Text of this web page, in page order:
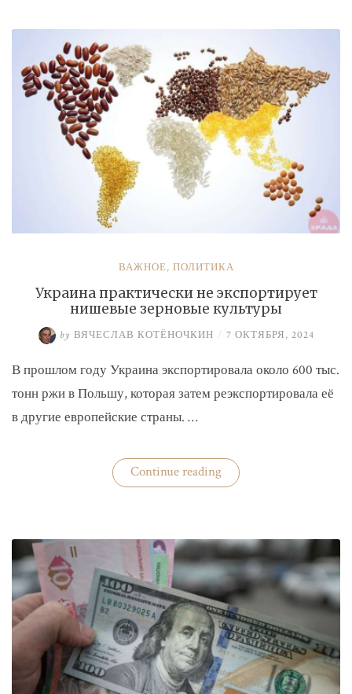
федерации
Евгений
Алексеевич»
ВАЖНОЕ, ПОЛИТИКА
Украина практически не экспортирует
нишевые зерновые культуры
by ВЯЧЕСЛАВ КОТЁНОЧКИН / 7 ОКТЯБРЯ, 2024
В прошлом году Украина экспортировала около 600 тыс.
тонн ржи в Польшу, которая затем реэкспортировала её
в другие европейские страны. …
Continue reading«Украина
практически
зерновые
культуры»